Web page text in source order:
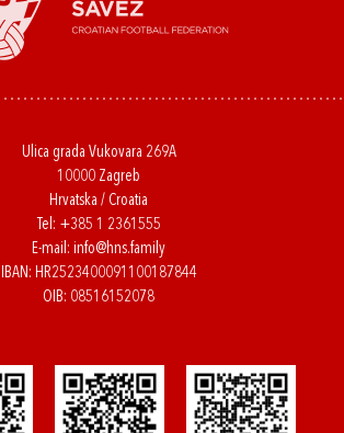
Ulica grada Vukovara 269A
10000 Zagreb
Hrvatska / Croatia
Tel: +385 1 2361555
E-mail: info@hns.family
IBAN: HR2523400091100187844
OIB: 08516152078